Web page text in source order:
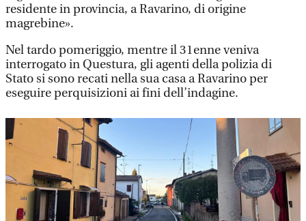
residente in provincia, a Ravarino, di origine
magrebine».
Nel tardo pomeriggio, mentre il 31enne veniva
interrogato in Questura, gli agenti della polizia di
Stato si sono recati nella sua casa a Ravarino per
eseguire perquisizioni ai fini dell’indagine.